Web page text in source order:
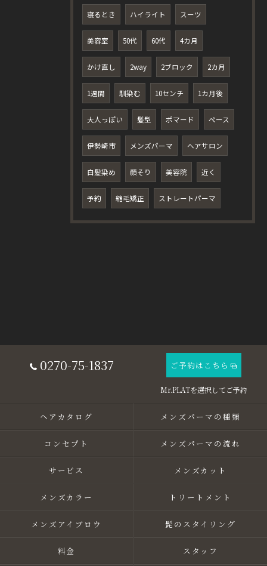
寝るとき ハイライト スーツ
美容室 50代 60代 4カ月
かけ直し 2way 2ブロック 2カ月
1週間 馴染む 10センチ 1カ月後
大人っぽい 髪型 ポマード ペース
伊勢崎市 メンズパーマ ヘアサロン
白髪染め 顔そり 美容院 近く
予約 縮毛矯正 ストレートパーマ
0270-75-1837 ご予約はこちら
ヘアカタログ メンズパーマの種類
コンセプト メンズパーマの流れ
サービス メンズカット
メンズカラー トリートメント
メンズアイブロウ 髭のスタイリング
料金 スタッフ